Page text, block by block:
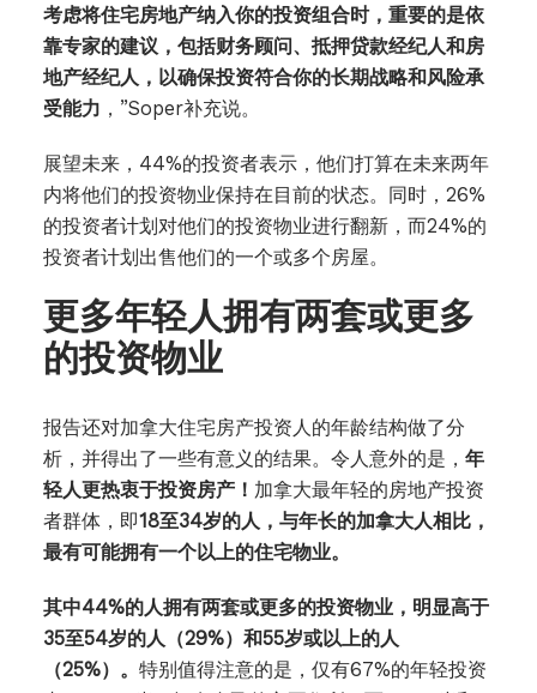
考虑将住宅房地产纳入你的投资组合时，重要的是依
靠专家的建议，包括财务顾问、抵押贷款经纪人和房
地产经纪人，以确保投资符合你的长期战略和风险承
受能力 ，”Soper补充说。
展望未来，44%的投资者表示，他们打算在未来两年
内将他们的投资物业保持在目前的状态。同时，26%
的投资者计划对他们的投资物业进行翻新，而24%的
投资者计划出售他们的一个或多个房屋。
更多年轻人拥有两套或更多
的投资物业
报告还对加拿大住宅房产投资人的年龄结构做了分
析，并得出了一些有意义的结果。令人意外的是， 年
轻人更热衷于投资房产！ 加拿大最年轻的房地产投资
者群体，即18至34岁的人，与年长的加拿大人相比，
最有可能拥有一个以上的住宅物业。
其中44%的人拥有两套或更多的投资物业，明显高于
35至54岁的人（29%）和55岁或以上的人
（25%）。 特别值得注意的是，仅有67%的年轻投资